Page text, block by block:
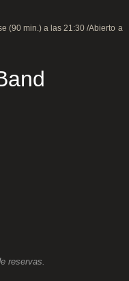
(90 min.) a las 21:30 /Abierto a
reservas.